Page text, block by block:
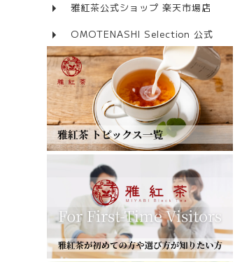
雅紅茶公式ショップ 楽天市場店
OMOTENASHI Selection 公式